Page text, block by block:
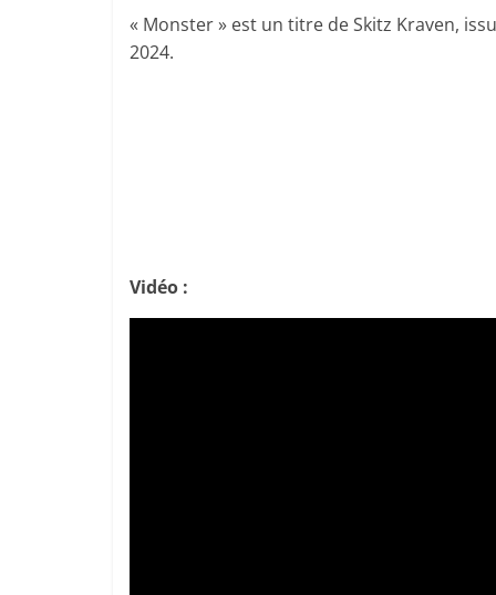
« Monster » est un titre de Skitz Kraven,
2024.
Vidéo :